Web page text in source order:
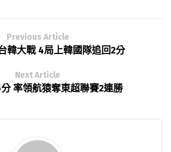
Previous Article
韓大戰 4局上韓國隊追回2分
Next Article
率領航猿奪東超聯賽2連勝